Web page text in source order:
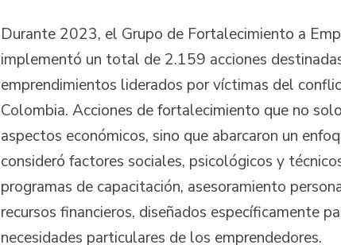
Durante 2023, el Grupo de Fortalecimiento a
implementó un total de 2.159 acciones
emprendimientos liderados por víctimas del
Colombia. Acciones de fortalecimiento que no
aspectos económicos, sino que abarcaron un
consideró factores sociales, psicológicos y
programas de capacitación, asesoramiento
recursos financieros, diseñados específicamente
necesidades particulares de los emprendedores.